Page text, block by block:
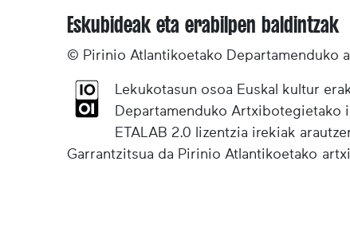
Eskubideak eta erabilpen baldintzak
© Pirinio Atlantikoetako Departamenduko
Lekukotasun osoa Euskal kultur
Departamenduko Artxibotegietako
ETALAB 2.0 lizentzia irekiak
Garrantzitsua da Pirinio Atlantikoetako